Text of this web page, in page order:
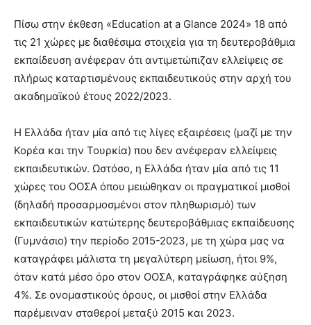
Πίσω στην έκθεση «Education at a Glance 2024» 18 από
τις 21 χώρες με διαθέσιμα στοιχεία για τη δευτεροβάθμια
εκπαίδευση ανέφεραν ότι αντιμετώπιζαν ελλείψεις σε
πλήρως καταρτισμένους εκπαιδευτικούς στην αρχή του
ακαδημαϊκού έτους 2022/2023.
Η Ελλάδα ήταν μία από τις λίγες εξαιρέσεις (μαζί με την
Κορέα και την Τουρκία) που δεν ανέφεραν ελλείψεις
εκπαιδευτικών. Ωστόσο, η Ελλάδα ήταν μία από τις 11
χώρες του ΟΟΣΑ όπου μειώθηκαν οι πραγματικοί μισθοί
(δηλαδή προσαρμοσμένοι στον πληθωρισμό) των
εκπαιδευτικών κατώτερης δευτεροβάθμιας εκπαίδευσης
(Γυμνάσιο) την περίοδο 2015-2023, με τη χώρα μας να
καταγράφει μάλιστα τη μεγαλύτερη μείωση, ήτοι 9%,
όταν κατά μέσο όρο στον ΟΟΣΑ, καταγράφηκε αύξηση
4%. Σε ονομαστικούς όρους, οι μισθοί στην Ελλάδα
παρέμειναν σταθεροί μεταξύ 2015 και 2023.